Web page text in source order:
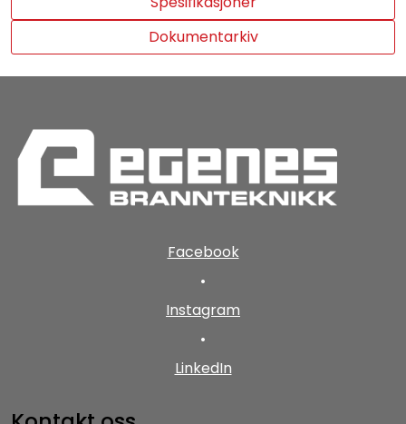
Dokumentarkiv
Facebook
•
Instagram
•
LinkedIn